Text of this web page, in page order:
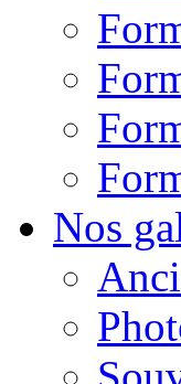
Nos